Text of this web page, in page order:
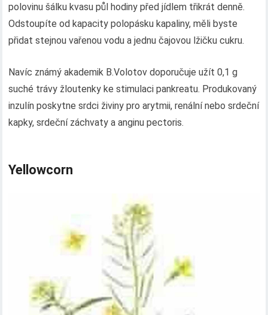
polovinu šálku kvasu půl hodiny před jídlem třikrát denně.
Odstoupíte od kapacity polopásku kapaliny, měli byste
přidat stejnou vařenou vodu a jednu čajovou lžičku cukru.
Navíc známý akademik B.Volotov doporučuje užít 0,1 g
suché trávy žloutenky ke stimulaci pankreatu. Produkovaný
inzulín poskytne srdci živiny pro arytmii, renální nebo srdeční
kapky, srdeční záchvaty a anginu pectoris.
Yellowcorn